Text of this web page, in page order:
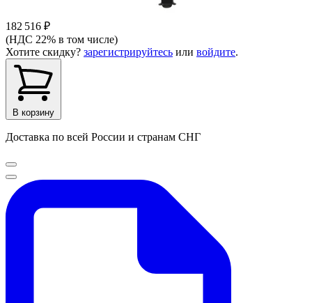
182 516 ₽
(НДС 22% в том числе)
Хотите скидку? зарегистрируйтесь или войдите.
В корзину
Доставка по всей России и странам СНГ